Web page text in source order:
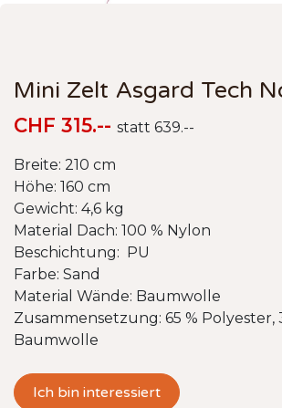
Mini Zelt Asgard Tech
CHF 315.-- statt 639.--
Breite: 210 cm
Höhe: 160 cm
Gewicht: 4,6 kg
Material Dach: 100 % Nylon
Beschichtung: PU
Farbe: Sand
Material Wände: Baumwolle
Zusammensetzung: 65 % Polyester,
Baumwolle
Ich bin interessiert